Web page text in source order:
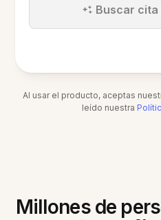
Buscar
Al usar el producto, aceptas
leído nuestra
Millones de